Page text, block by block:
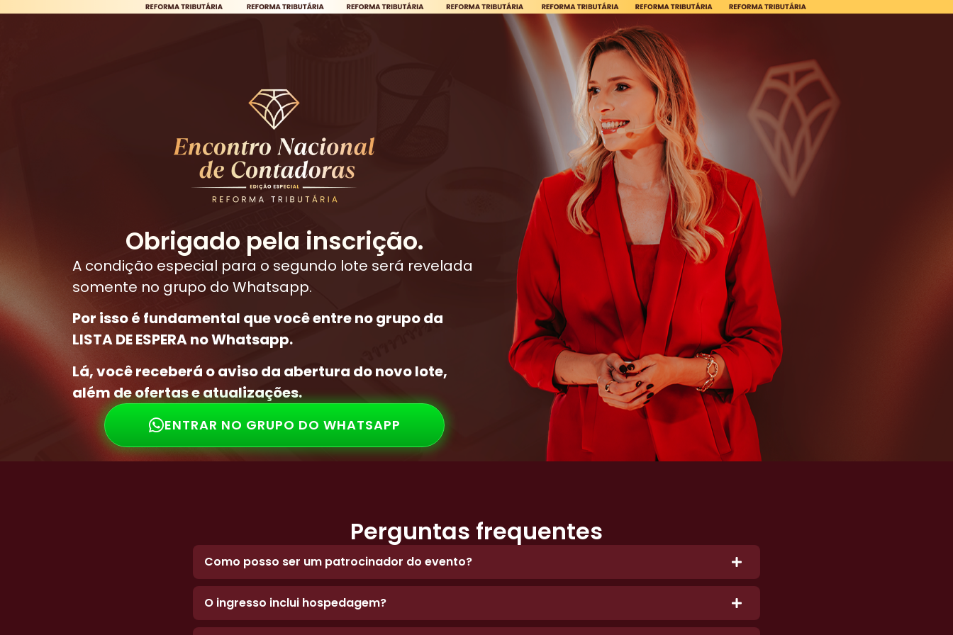
Obrigado pela inscrição.
A condição especial para o segundo lote será revelada
somente no grupo do Whatsapp.
Por isso é fundamental que você entre no grupo da
LISTA DE ESPERA no Whatsapp.
Lá, você receberá o aviso da abertura do novo lote,
além de ofertas e atualizações.
ENTRAR NO GRUPO DO WHATSAPP
Perguntas frequentes
Como posso ser um patrocinador do evento?
O ingresso inclui hospedagem?